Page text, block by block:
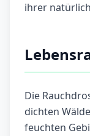
ihrer
Die
dichten
feuchten